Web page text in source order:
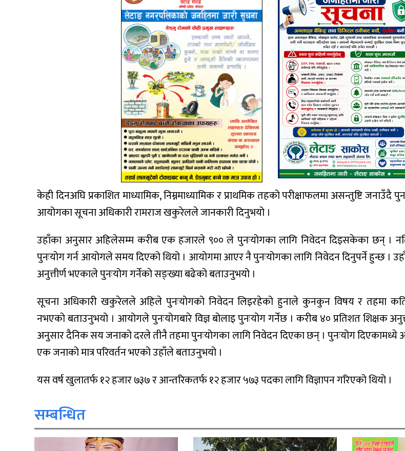
केही दिनअघि प्रकाशित माध्यामिक, निम्नमाध्यामिक र प्राथमिक तहको परीक्षाफलमा असन्तुष्टि जनाउँदै
आयोगका सूचना अधिकारी रामराज खकुरेलले जानकारी दिनुभयो ।
उहाँका अनुसार अहिलेसम्म करीब एक हजारले ९०० ले पुनःयोगका लागि निवेदन दिइसकेका छन् ।
पुनःयोग गर्न आयोगले समय दिएको थियो । आयोगमा आएर नै पुनःयोगका लागि निवेदन दिनुपर्ने हुन्छ ।
अनुत्तीर्ण भएकाले पुनःयोग गर्नेको सङ्ख्या बढेको बताउनुभयो ।
सूचना अधिकारी खकुरेलले अहिले पुनःयोगको निवेदन लिइरहेको हुनाले कुनकुन विषय र तहमा
नभएको बताउनुभयो । आयोगले पुनःयोगबारे विज्ञ बोलाइ पुनःयोग गर्नेछ । करीब ४० प्रतिशत शिक्षक
अनुसार दैनिक सय जनाको दरले तीनै तहमा पुनःयोगका लागि निवेदन दिएका छन् । पुनःयोग
एक जनाको मात्र परिवर्तन भएको उहाँले बताउनुभयो ।
यस वर्ष खुलातर्फ १२ हजार ७३७ र आन्तरिकतर्फ १२ हजार ५७३ पदका लागि विज्ञापन गरिएको थियो ।
सम्बन्धित